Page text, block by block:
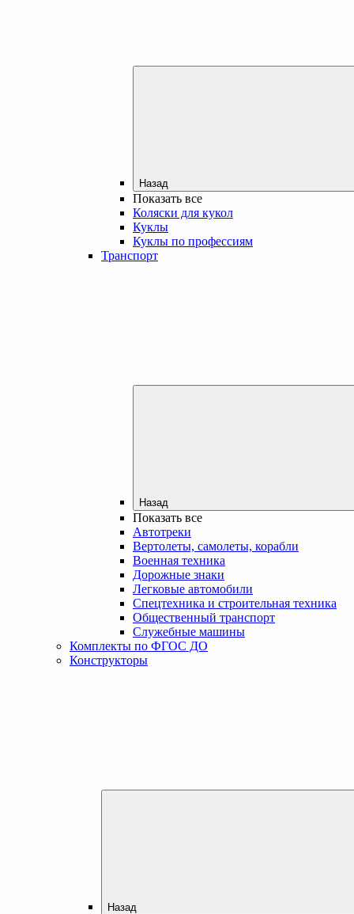
Назад
Показать все
Коляски для кукол
Куклы
Куклы по профессиям
Транспорт
Назад
Показать все
Автотреки
Вертолеты, самолеты, корабли
Военная техника
Дорожные знаки
Легковые автомобили
Спецтехника и строительная техника
Общественный транспорт
Служебные машины
Комплекты по ФГОС ДО
Конструкторы
Назад